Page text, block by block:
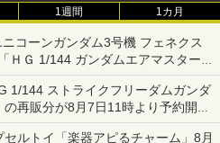
1週間 1カ月
コーンガンダム3号機 フェネクス
ＨＧ 1/144 ガンダムエアマスターバ
1/144 ストライクフリーダムガンダ
再販分が8月7日11時より予約開
ルトイ「楽器アピるチャーム」8月